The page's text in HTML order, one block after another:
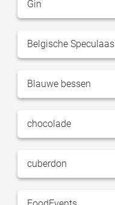
Gin
Belgische Speculaas
Blauwe bessen
chocolade
cuberdon